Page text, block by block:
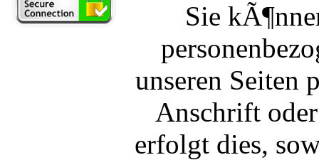
Sie
unseren Seiten
Anschrift
erfolgt dies,